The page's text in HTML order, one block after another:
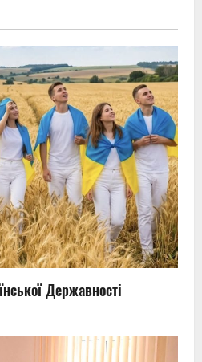
Державності